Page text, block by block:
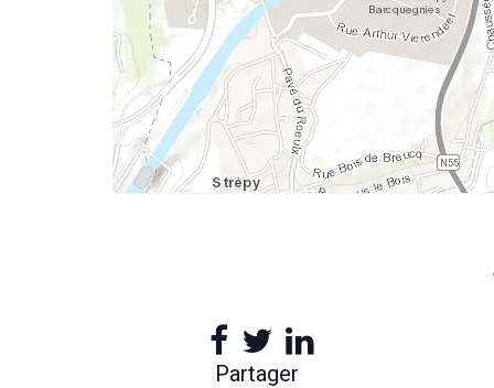
Partager